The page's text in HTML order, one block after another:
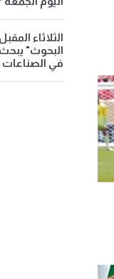
الثلاثاء
البحوث"
في الصناعات